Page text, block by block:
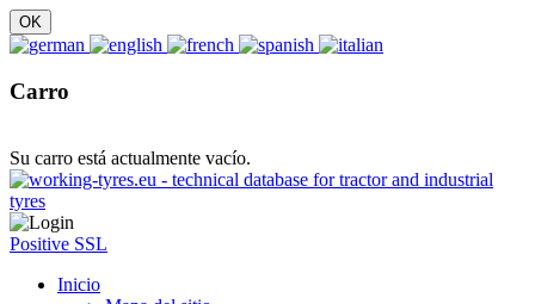
Carro
Su carro está actualmente vacío.
Positive SSL
Inicio